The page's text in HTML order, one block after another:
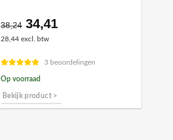
38,24 Oorspronkelijke
prijs
€38,24.
34,41
€34,41.
28,44 excl. btw
3 beoordelingen
Op voorraad
Bekijk product >